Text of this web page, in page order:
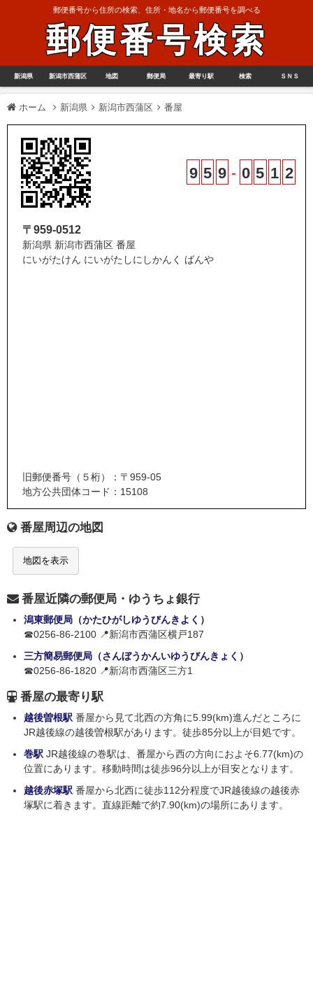
郵便番号から住所の検索、住所・地名から郵便番号を調べる
郵便番号検索
新潟県 新潟市西蒲区 地図 郵便局 最寄り駅 検索 ＳＮＳ
ホーム 新潟県 新潟市西蒲区 番屋
9 5 9 - 0 5 1 2
〒959-0512
新潟県 新潟市西蒲区 番屋
にいがたけん にいがたしにしかんく ばんや
旧郵便番号（５桁）：〒959-05
地方公共団体コード：15108
番屋周辺の地図
地図を表示
番屋近隣の郵便局・ゆうちょ銀行
潟東郵便局（かたひがしゆうびんきよく）
☎0256-86-2100 📍新潟市西蒲区横戸187
三方簡易郵便局（さんぼうかんいゆうびんきょく）
☎0256-86-1820 📍新潟市西蒲区三方1
番屋の最寄り駅
越後曽根駅 番屋から見て北西の方角に5.99(km)進んだところに
JR越後線の越後曽根駅があります。徒歩85分以上が目処です。
巻駅 JR越後線の巻駅は、番屋から西の方向におよそ6.77(km)の
位置にあります。移動時間は徒歩96分以上が目安となります。
越後赤塚駅 番屋から北西に徒歩112分程度でJR越後線の越後赤
塚駅に着きます。直線距離で約7.90(km)の場所にあります。